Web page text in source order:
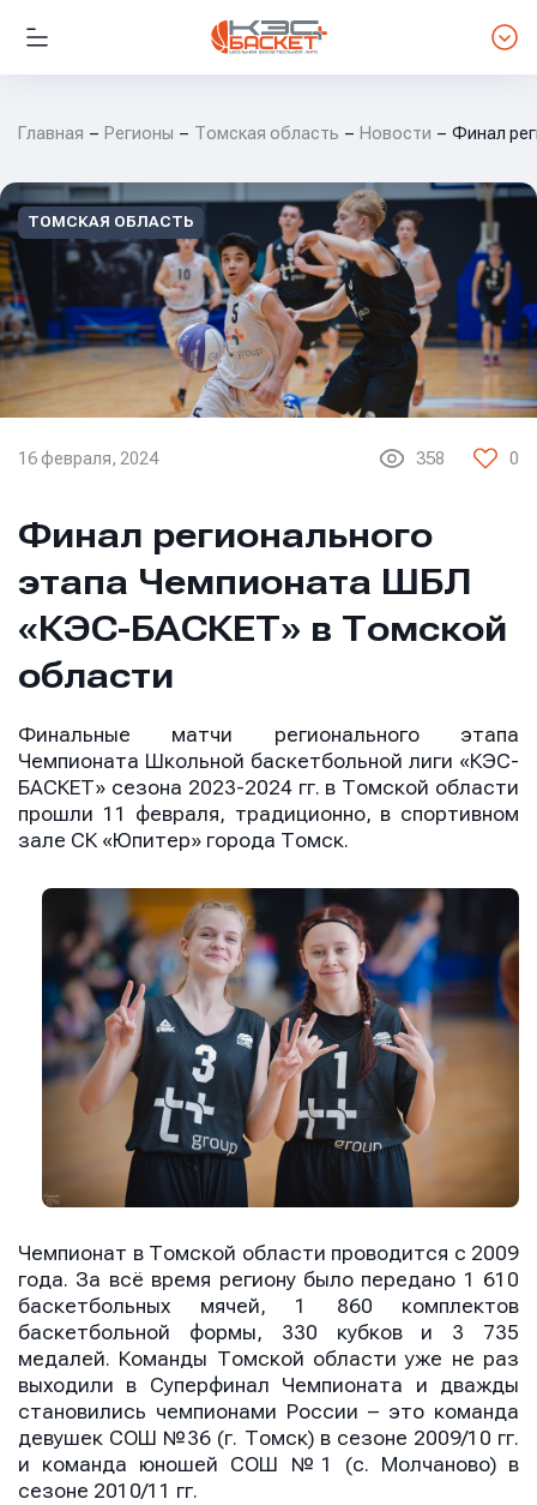
Главная Регионы Томская область Новости Финал
ТОМСКАЯ ОБЛАСТЬ
16 февраля, 2024 358 0
Финал регионального
этапа Чемпионата ШБЛ
«КЭС-БАСКЕТ» в Томской
области
Финальные матчи регионального этапа
Чемпионата Школьной баскетбольной лиги «КЭС-
БАСКЕТ» сезона 2023-2024 гг. в Томской области
прошли 11 февраля, традиционно, в спортивном
зале СК «Юпитер» города Томск.
Чемпионат в Томской области проводится с 2009
года. За всё время региону было передано 1 610
баскетбольных мячей, 1 860 комплектов
баскетбольной формы, 330 кубков и 3 735
медалей. Команды Томской области уже не раз
выходили в Суперфинал Чемпионата и дважды
становились чемпионами России – это команда
девушек СОШ №36 (г. Томск) в сезоне 2009/10 гг.
и команда юношей СОШ №1 (с. Молчаново) в
сезоне 2010/11 гг.